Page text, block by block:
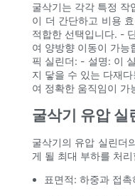
굴삭기는 각각 특정
이 더 간단하고 비용
적합한 선택입니다. -
여 양방향 이동이 가
픽 실린더: - 설명: 이
지 닿을 수 있는 다재
여 정확한 움직임이
굴삭기 유압 실
굴삭기의 유압 실린더
게 될 최대 부하를 처
표면적: 하중과 접